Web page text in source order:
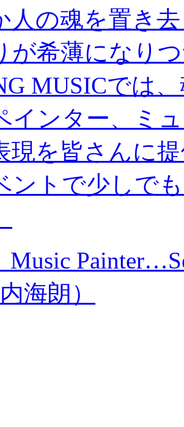
人の魂を置き
が希薄になり
MUSICでは
インター、ミ
現を皆さんに
ントで少しで
Music
海朗）